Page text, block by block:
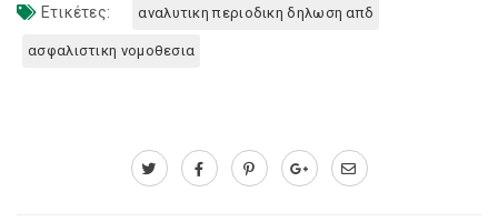
Ετικέτες: αναλυτικη περιοδικη δηλωση απδ
ασφαλιστικη νομοθεσια